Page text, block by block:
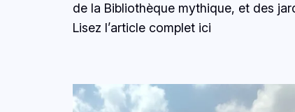
de la Bibliothèque mythique, et des
Lisez l’article complet ici